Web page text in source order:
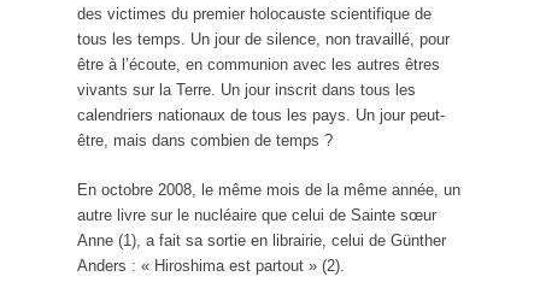
des victimes du premier holocauste scientifique de
tous les temps. Un jour de silence, non travaillé, pour
être à l’écoute, en communion avec les autres êtres
vivants sur la Terre. Un jour inscrit dans tous les
calendriers nationaux de tous les pays. Un jour peut-
être, mais dans combien de temps ?
En octobre 2008, le même mois de la même année, un
autre livre sur le nucléaire que celui de Sainte sœur
Anne (1), a fait sa sortie en librairie, celui de Günther
Anders : « Hiroshima est partout » (2).